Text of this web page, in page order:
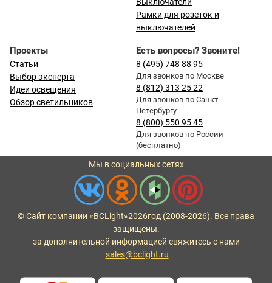
Рамки для розеток и
выключателей
Проекты
Статьи
Выбор эксперта
Идеи освещения
Обзор светильников
Есть вопросы? Звоните!
8 (495) 748 88 95
Для звонков по Москве
8 (812) 313 25 22
Для звонков по Санкт-
Петербургу
8 (800) 550 95 45
Для звонков по России
(бесплатно)
Мы в социальных сетях
© Сайт компании «BCLight»2026год (2008-2026). Все права
защищены.
за дополнительной информацией свяжитесь с нами
sales@bclight.ru